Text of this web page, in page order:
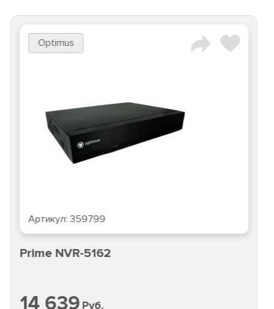
Optimus
Артикул:359799
Prime NVR-5162
14 639 Руб.